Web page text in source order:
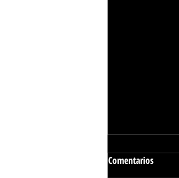
Comentarios